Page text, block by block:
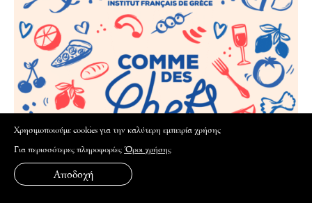
Xρησιμοποιούμε cookies για την καλύτερη εμπειρία χρήσης
Για περισσότερες πληροφορίεςΌροι χρήσης
Αποδοχή